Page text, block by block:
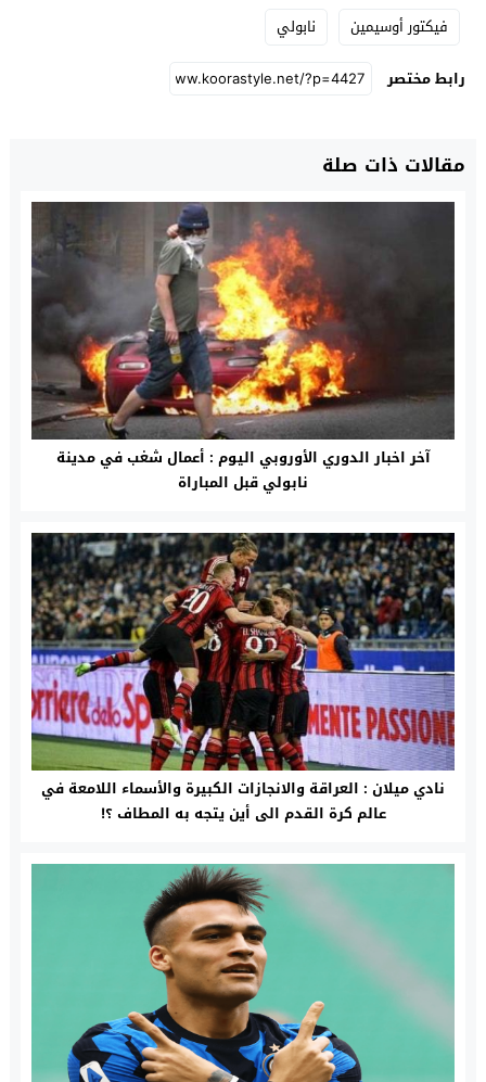
فيكتور أوسيمين
نابولي
رابط مختصر
مقالات ذات صلة
آخر اخبار الدوري الأوروبي اليوم : أعمال شغب في مدينة
نابولي قبل المباراة
نادي ميلان : العراقة والانجازات الكبيرة والأسماء اللامعة في
عالم كرة القدم الى أين يتجه به المطاف ؟!